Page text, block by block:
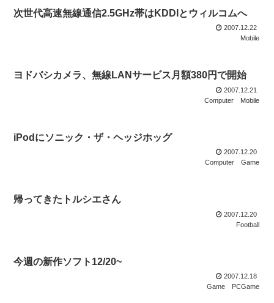
次世代高速無線通信2.5GHz帯はKDDIとウィルコムへ
2007.12.22
Mobile
ヨドバシカメラ、無線LANサービス月額380円で開始
2007.12.21
Computer
Mobile
iPodにソニック・ザ・ヘッジホッグ
2007.12.20
Computer
Game
帰ってきたトルシエさん
2007.12.20
Football
今週の新作ソフト12/20~
2007.12.18
Game
PCGame